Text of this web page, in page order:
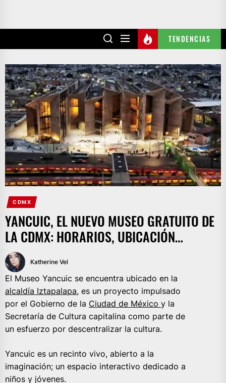
TENDENCIAS
CDMX
YANCUIC, EL NUEVO MUSEO GRATUITO DE
LA CDMX: HORARIOS, UBICACIÓN…
Katherine Vel
El Museo Yancuic se encuentra ubicado en la
alcaldía Iztapalapa, es un proyecto impulsado
por el Gobierno de la Ciudad de México y la
Secretaría de Cultura capitalina como parte de
un esfuerzo por descentralizar la cultura.
Yancuic es un recinto vivo, abierto a la
imaginación; un espacio interactivo dedicado a
niños y jóvenes.